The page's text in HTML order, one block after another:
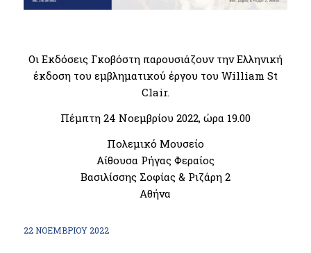
Οι Εκδόσεις Γκοβόστη παρουσιάζουν την Ελληνική
έκδοση του εμβληματικού έργου του William St
Clair.
Πέμπτη 24 Νοεμβρίου 2022, ώρα 19.00
Πολεμικό Μουσείο
Αίθουσα Ρήγας Φεραίος
Βασιλίσσης Σοφίας & Ριζάρη 2
Αθήνα
22 ΝΟΕΜΒΡΊΟΥ 2022